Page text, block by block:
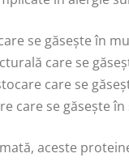
se găsește în
care se
care se
care se găsește în
aceste